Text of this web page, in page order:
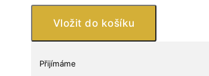
BU
(Snake
Austrálie
Vložit do košíku
Přijímáme